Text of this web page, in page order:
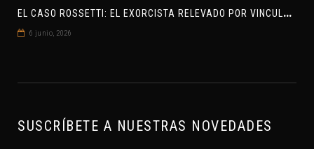
E
L CASO ROSSETTI: EL EXORCISTA RELEVADO POR VINCULAR OVNIS Y DEMONIOS
6 junio, 2026
SUSCRÍBETE A NUESTRAS NOVEDADES